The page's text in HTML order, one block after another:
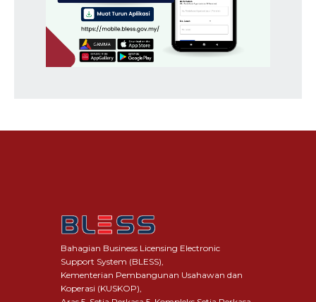
Bahagian Business Licensing Electronic
Support System (BLESS),
Kementerian Pembangunan Usahawan dan
Koperasi (KUSKOP),